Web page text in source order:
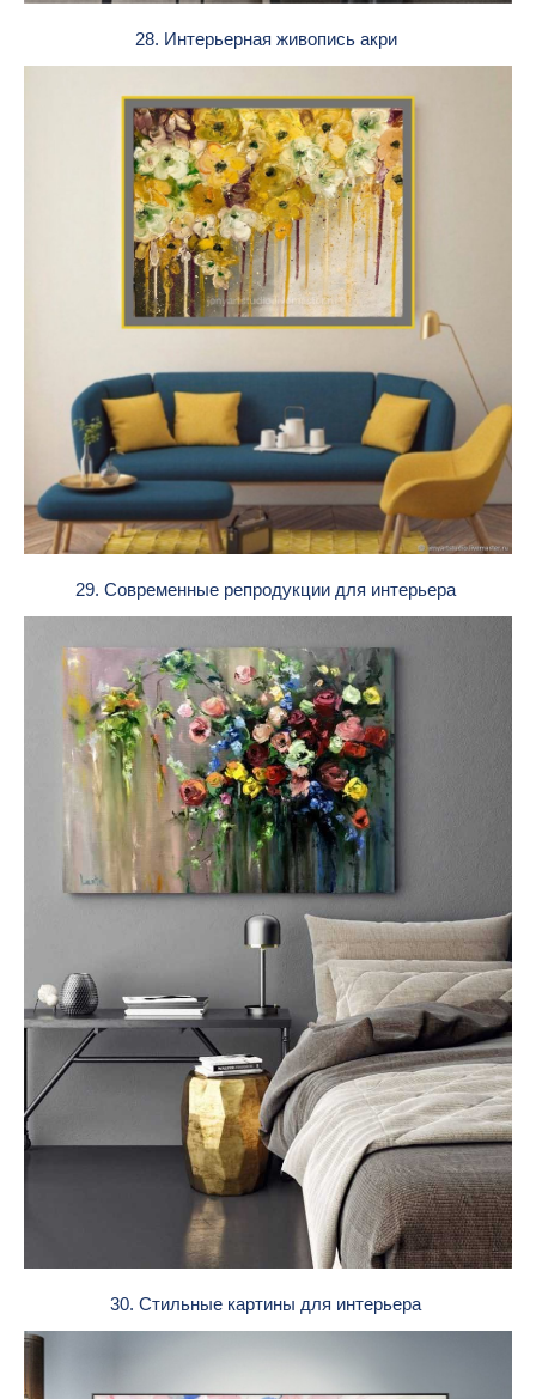
28. Интерьерная живопись акри
29. Современные репродукции для интерьера
30. Стильные картины для интерьера